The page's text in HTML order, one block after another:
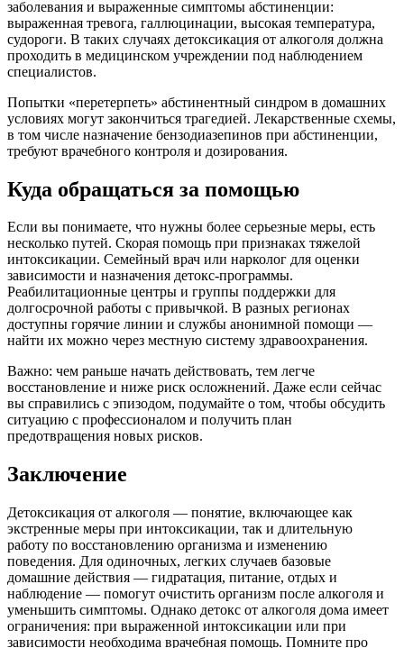
заболевания и выраженные симптомы абстиненции:
выраженная тревога, галлюцинации, высокая температура,
судороги. В таких случаях детоксикация от алкоголя должна
проходить в медицинском учреждении под наблюдением
специалистов.
Попытки «перетерпеть» абстинентный синдром в домашних
условиях могут закончиться трагедией. Лекарственные схемы,
в том числе назначение бензодиазепинов при абстиненции,
требуют врачебного контроля и дозирования.
Куда обращаться за помощью
Если вы понимаете, что нужны более серьезные меры, есть
несколько путей. Скорая помощь при признаках тяжелой
интоксикации. Семейный врач или нарколог для оценки
зависимости и назначения детокс-программы.
Реабилитационные центры и группы поддержки для
долгосрочной работы с привычкой. В разных регионах
доступны горячие линии и службы анонимной помощи —
найти их можно через местную систему здравоохранения.
Важно: чем раньше начать действовать, тем легче
восстановление и ниже риск осложнений. Даже если сейчас
вы справились с эпизодом, подумайте о том, чтобы обсудить
ситуацию с профессионалом и получить план
предотвращения новых рисков.
Заключение
Детоксикация от алкоголя — понятие, включающее как
экстренные меры при интоксикации, так и длительную
работу по восстановлению организма и изменению
поведения. Для одиночных, легких случаев базовые
домашние действия — гидратация, питание, отдых и
наблюдение — помогут очистить организм после алкоголя и
уменьшить симптомы. Однако детокс от алкоголя дома имеет
ограничения: при выраженной интоксикации или при
зависимости необходима врачебная помощь. Помните про